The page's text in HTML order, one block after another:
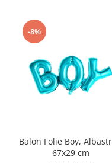
-8%
Balon Folie Boy,
67x29 cm